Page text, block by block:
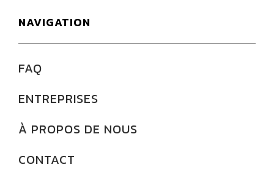
NAVIGATION
FAQ
ENTREPRISES
À PROPOS DE NOUS
CONTACT